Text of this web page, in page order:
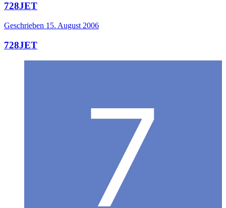
728JET
Geschrieben 15. August 2006
728JET